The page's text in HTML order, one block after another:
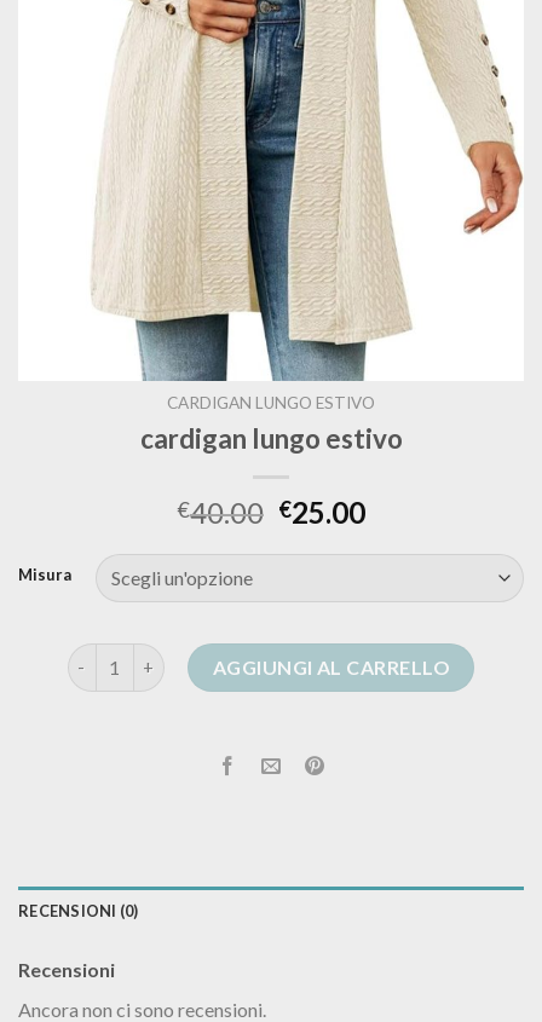
CARDIGAN LUNGO ESTIVO
cardigan lungo estivo
€40.00 €25.00
Misura
cardigan lungo estivo quantitàAGGIUNGI AL CARRELLO
RECENSIONI (0)
Recensioni
Ancora non ci sono recensioni.